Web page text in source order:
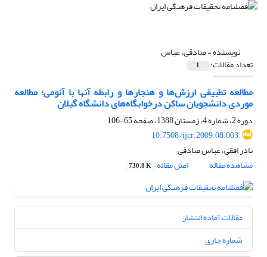
نویسنده =صادقی، عباس
تعداد مقالات: 1
مطالعه تطبیقی ارزش‌ها و هنجارها و رابطه آنها با آنومی؛ مطالعه
موردی دانشجویان ساکن درخوابگاه‌های دانشگاه گیلان
دوره 2، شماره 4، زمستان 1388، صفحه
65-106
10.7508/ijcr.2009.08.003
نادر افقی، عباس صادقی
مشاهده مقاله
اصل مقاله 730.8 K
مقالات آماده انتشار
شماره جاری